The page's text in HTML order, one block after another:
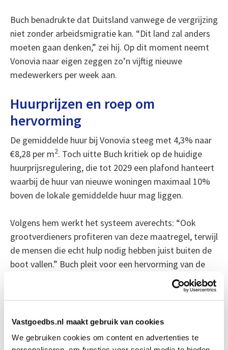
Vastgoedbs.nl maakt gebruik van cookies
We gebruiken cookies om content en advertenties te
Buch benadrukte dat Duitsland vanwege de vergrijzing
niet zonder arbeidsmigratie kan. “Dit land zal anders
moeten gaan denken,” zei hij. Op dit moment neemt
Vonovia naar eigen zeggen zo’n vijftig nieuwe
medewerkers per week aan.
Huurprijzen en roep om
hervorming
De gemiddelde huur bij Vonovia steeg met 4,3% naar
€8,28 per m2. Toch uitte Buch kritiek op de huidige
huurprijsregulering, die tot 2029 een plafond hanteert
waarbij de huur van nieuwe woningen maximaal 10%
boven de lokale gemiddelde huur mag liggen.
Volgens hem werkt het systeem averechts: “Ook
grootverdieners profiteren van deze maatregel, terwijl
de mensen die echt hulp nodig hebben juist buiten de
boot vallen.” Buch pleit voor een hervorming van de
huurprijsrem, zodat investeren in de huurmarkt
aantrekkelijker wordt en essentiële beroepen, zoals
krijgen tot betaalbare woningen in de grote steden.
Bron: fd.nl